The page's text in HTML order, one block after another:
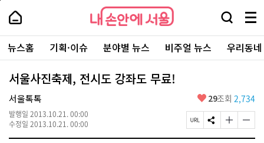
본
로
가
내
손
안
에
서
울
-
서
울
시
대
표
소
내
손
에
울
검
창
열
기
메
뉴
전
체
보
주
요
서
뉴스홈 기획·이슈 분야별 뉴스 비주얼 뉴스 우리동
서울사진축제, 전시도 강좌도 무료!
서울톡톡
발행일 2013.10.21. 00:00
수정일 2013.10.21. 00:00
좋
요
29조회 2,734
페
이
S
N
글
자
글
자
페
상
단
로